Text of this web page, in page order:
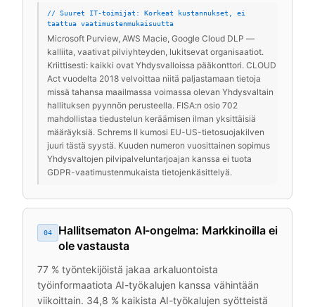
// Suuret IT-toimijat: Korkeat kustannukset, ei
taattua vaatimustenmukaisuutta
Microsoft Purview, AWS Macie, Google Cloud DLP —
kalliita, vaativat pilviyhteyden, lukitsevat organisaatiot.
Kriittisesti: kaikki ovat Yhdysvalloissa pääkonttori. CLOUD
Act vuodelta 2018 velvoittaa niitä paljastamaan tietoja
missä tahansa maailmassa voimassa olevan Yhdysvaltain
hallituksen pyynnön perusteella. FISA:n osio 702
mahdollistaa tiedustelun keräämisen ilman yksittäisiä
määräyksiä. Schrems II kumosi EU-US-tietosuojakilven
juuri tästä syystä. Kuuden numeron vuosittainen sopimus
Yhdysvaltojen pilvipalveluntarjoajan kanssa ei tuota
GDPR-vaatimustenmukaista tietojenkäsittelyä.
04
Hallitsematon AI-ongelma: Markkinoilla ei
ole vastausta
77 % työntekijöistä jakaa arkaluontoista
työinformaatiota AI-työkalujen kanssa vähintään
viikoittain. 34,8 % kaikista AI-työkalujen syötteistä